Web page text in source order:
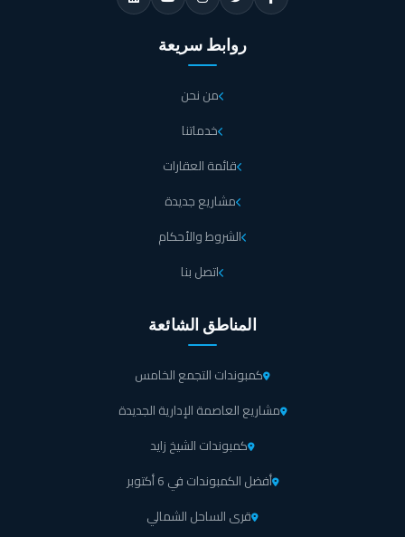
روابط سريعة
من نحن
خدماتنا
قائمة العقارات
مشاريع جديدة
الشروط والأحكام
اتصل بنا
المناطق الشائعة
كمبوندات التجمع الخامس
مشاريع العاصمة الإدارية الجديدة
كمبوندات الشيخ زايد
أفضل الكمبوندات في 6 أكتوبر
قرى الساحل الشمالي